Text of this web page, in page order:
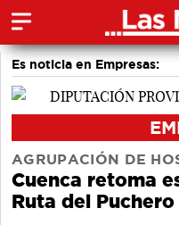
Es noticia en Empresas:
AGRUPACIÓN DE
Cuenca retoma
Ruta del